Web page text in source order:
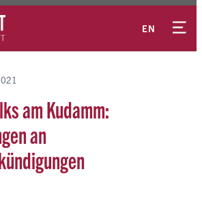
EN
am Kudamm:
an